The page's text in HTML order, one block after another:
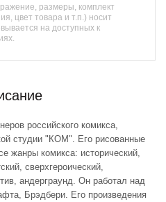
размеры, комплект
цвет товара и т.п.) носит
на доступных к
российского комикса,
студии "КОМ". Его рисованные
жанры комикса: исторический,
сверхгероический,
андерграунд. Он работал над
Брэдбери. Его произведения